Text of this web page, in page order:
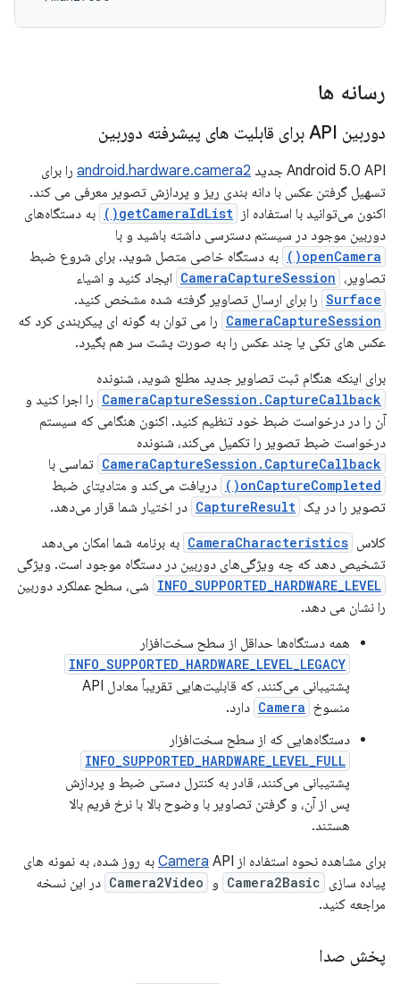
رسانه ها
دوربین API برای قابلیت های پیشرفته دوربین
Android 5.0 API جدید android.hardware.camera2 را برای
تسهیل گرفتن عکس با دانه بندی ریز و پردازش تصویر معرفی می کند.
اکنون می‌توانید با استفاده از getCameraIdList()
به دستگاه‌های
دوربین موجود در سیستم دسترسی داشته باشید و با
openCamera()
به دستگاه خاصی متصل شوید. برای شروع ضبط
تصاویر، CameraCaptureSession ایجاد کنید و اشیاء
Surface را برای ارسال تصاویر گرفته شده مشخص کنید.
CameraCaptureSession را می توان به گونه ای پیکربندی کرد که
عکس های تکی یا چند عکس را به صورت پشت سر هم بگیرد.
برای اینکه هنگام ثبت تصاویر جدید مطلع شوید، شنونده
CameraCaptureSession.CaptureCallback را اجرا کنید و
آن را در درخواست ضبط خود تنظیم کنید. اکنون هنگامی که سیستم
درخواست ضبط تصویر را تکمیل می‌کند، شنونده
CameraCaptureSession.CaptureCallback تماسی با
onCaptureCompleted()
دریافت می‌کند و متادیتای ضبط
تصویر را در یک CaptureResult در اختیار شما قرار می‌دهد.
کلاس CameraCharacteristics به برنامه شما امکان می‌دهد
تشخیص دهد که چه ویژگی‌های دوربین در دستگاه موجود است. ویژگی
INFO_SUPPORTED_HARDWARE_LEVEL شی، سطح عملکرد دوربین
را نشان می دهد.
همه دستگاه‌ها حداقل از سطح سخت‌افزار
INFO_SUPPORTED_HARDWARE_LEVEL_LEGACY
پشتیبانی می‌کنند، که قابلیت‌هایی تقریباً معادل API
منسوخ Camera دارد.
دستگاه‌هایی که از سطح سخت‌افزار
INFO_SUPPORTED_HARDWARE_LEVEL_FULL
پشتیبانی می‌کنند، قادر به کنترل دستی ضبط و پردازش
پس از آن، و گرفتن تصاویر با وضوح بالا با نرخ فریم بالا
هستند.
برای مشاهده نحوه استفاده از
Camera API به روز شده، به نمونه های
پیاده سازی Camera2Basic و Camera2Video در این نسخه
مراجعه کنید.
پخش صدا